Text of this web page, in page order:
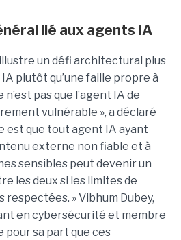
lié aux agents IA
un défi architectural plus
plutôt qu’une faille propre à
pas que l’agent IA de
vulnérable », a déclaré
est que tout agent IA ayant
externe non fiable et à
sensibles peut devenir un
les deux si les limites de
» Vibhum Dubey,
en cybersécurité et membre
pour sa part que ces